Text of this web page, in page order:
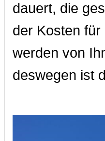
dauert, die
der Kosten
werden von
deswegen ist